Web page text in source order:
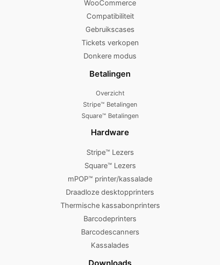
WooCommerce
Compatibiliteit
Gebruikscases
Tickets verkopen
Donkere modus
Betalingen
Overzicht
Stripe™ Betalingen
Square™ Betalingen
Hardware
Stripe™ Lezers
Square™ Lezers
mPOP™ printer/kassalade
Draadloze desktopprinters
Thermische kassabonprinters
Barcodeprinters
Barcodescanners
Kassalades